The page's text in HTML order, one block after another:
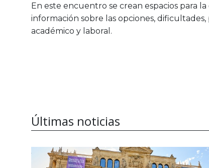
En este encuentro se crean espacios para
información sobre las opciones,
académico y laboral.
Últimas noticias